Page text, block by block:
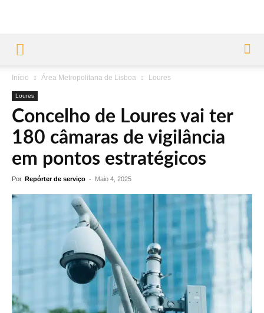
Início Área Metropolitana de Lisboa Loures
Loures
Concelho de Loures vai ter
180 câmaras de vigilância
em pontos estratégicos
Por Repórter de serviço - Maio 4, 2025